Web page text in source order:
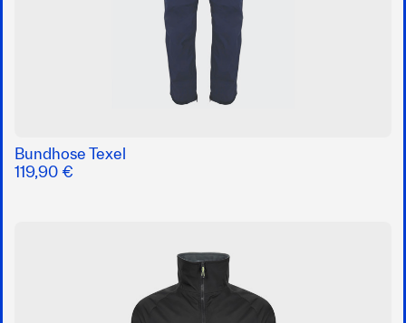
Bundhose Texel
119,90 €